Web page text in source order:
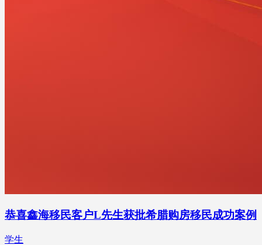
恭喜鑫海移民客户L先生获批希腊购房移民成功案例
学生